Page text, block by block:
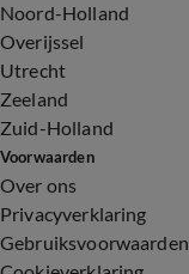
Noord-Holland
Overijssel
Utrecht
Zeeland
Zuid-Holland
Voorwaarden
Over ons
Privacyverklaring
Gebruiksvoorwaarden